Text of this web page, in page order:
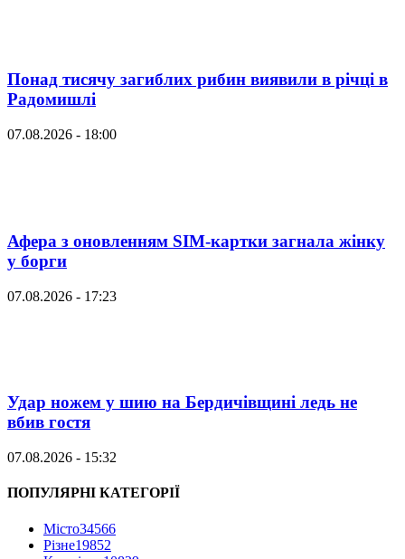
Понад тисячу загиблих рибин виявили в річці в
Радомишлі
07.08.2026 - 18:00
Афера з оновленням SIM-картки загнала жінку
у борги
07.08.2026 - 17:23
Удар ножем у шию на Бердичівщині ледь не
вбив гостя
07.08.2026 - 15:32
ПОПУЛЯРНІ КАТЕГОРІЇ
Місто34566
Різне19852